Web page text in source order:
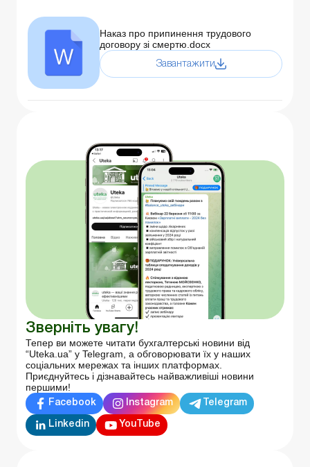
Наказ про припинення трудового
договору зі смертю.docx
Завантажити
Зверніть увагу!
Тепер ви можете читати бухгалтерські новини від
“Uteka.ua” у Telegram, а обговорювати їх у наших
соціальних мережах та інших платформах.
Приєднуйтесь і дізнавайтесь найважливіші новини
першими!
Facebook Instagram Telegram
Linkedin YouTube